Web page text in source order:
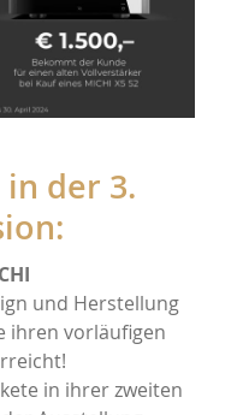
der 3.
und Herstellung
ihren vorläufigen
in ihrer zweiten